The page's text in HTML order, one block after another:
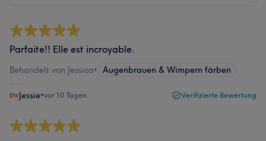
Parfaite!! Elle est incroyable.
Behandelt von Jessica• Augenbrauen & Wimpern färben
Jessie•vor 10 Tagen Verifizierte Bewertung